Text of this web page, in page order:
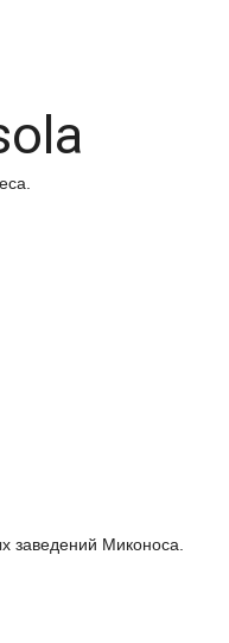
заведений Миконоса.